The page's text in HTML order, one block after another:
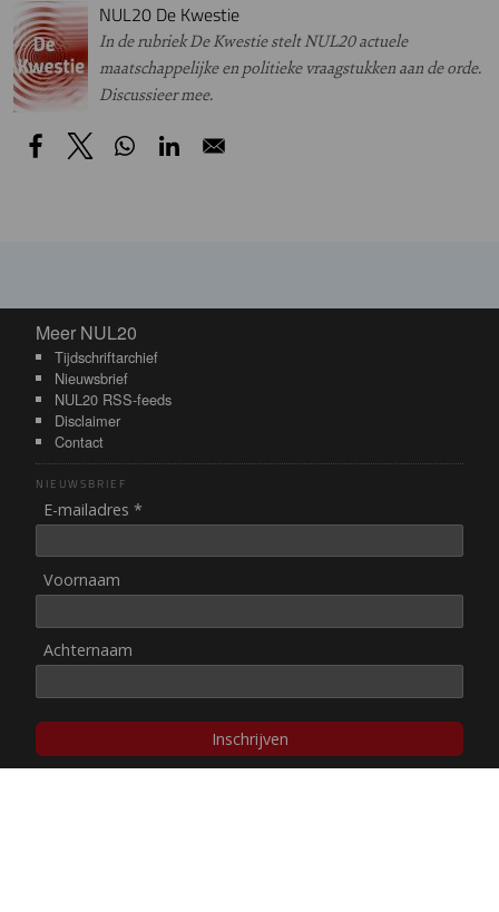
NUL20 De Kwestie
In de rubriek De Kwestie stelt NUL20 actuele
maatschappelijke en politieke vraagstukken aan de orde.
Discussieer mee.
Meer NUL20
Meer NUL20
Tijdschriftarchief
Nieuwsbrief
NUL20 RSS-feeds
Disclaimer
Contact
NIEUWSBRIEF
E-mailadres *
Voornaam
Achternaam
Inschrijven